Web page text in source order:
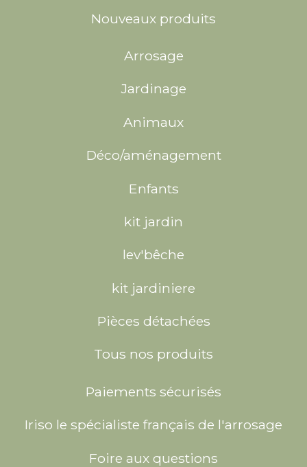
Nouveaux produits
Arrosage
Jardinage
Animaux
Déco/aménagement
Enfants
kit jardin
lev'bêche
kit jardiniere
Pièces détachées
Tous nos produits
Paiements sécurisés
Iriso le spécialiste français de l'arrosage
Foire aux questions